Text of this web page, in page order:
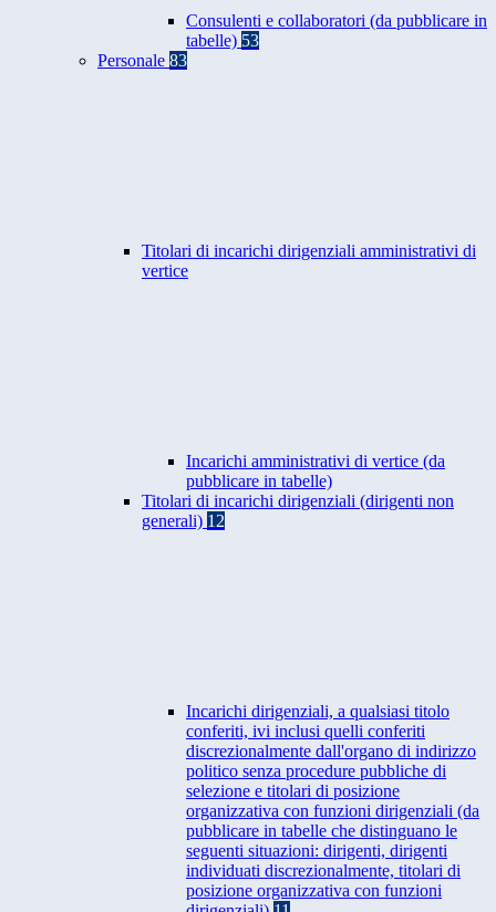
Consulenti e collaboratori (da pubblicare in
tabelle) 53
Personale 83
Titolari di incarichi dirigenziali amministrativi di
vertice
Incarichi amministrativi di vertice (da
pubblicare in tabelle)
Titolari di incarichi dirigenziali (dirigenti non
generali) 12
Incarichi dirigenziali, a qualsiasi titolo
conferiti, ivi inclusi quelli conferiti
discrezionalmente dall'organo di indirizzo
politico senza procedure pubbliche di
selezione e titolari di posizione
organizzativa con funzioni dirigenziali (da
pubblicare in tabelle che distinguano le
seguenti situazioni: dirigenti, dirigenti
individuati discrezionalmente, titolari di
posizione organizzativa con funzioni